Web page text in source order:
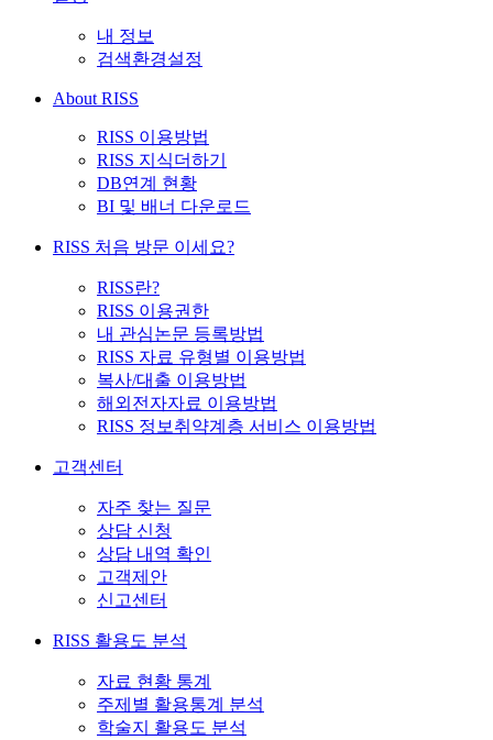
내 정보
검색환경설정
About RISS
RISS 이용방법
RISS 지식더하기
DB연계 현황
BI 및 배너 다운로드
RISS 처음 방문 이세요?
RISS란?
RISS 이용권한
내 관심논문 등록방법
RISS 자료 유형별 이용방법
복사/대출 이용방법
해외전자자료 이용방법
RISS 정보취약계층 서비스 이용방법
고객센터
자주 찾는 질문
상담 신청
상담 내역 확인
고객제안
신고센터
RISS 활용도 분석
자료 현황 통계
주제별 활용통계 분석
학술지 활용도 분석